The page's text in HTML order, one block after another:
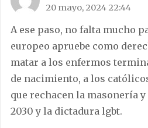
20 mayo, 2024 22:44
A ese paso, no falta mucho
europeo apruebe como
matar a los enfermos
de nacimiento, a los
que rechacen la masonería y
2030 y la dictadura lgbt.